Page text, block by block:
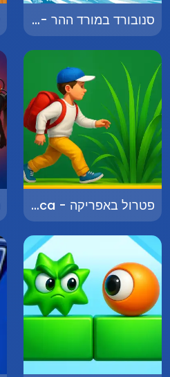
סנובורד במורד ההר - Downhill Snowboard
פטרול באפריקה - Patrol in Africa